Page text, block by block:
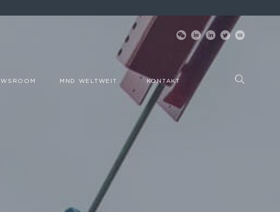
MND WELTWEIT KONTAKT